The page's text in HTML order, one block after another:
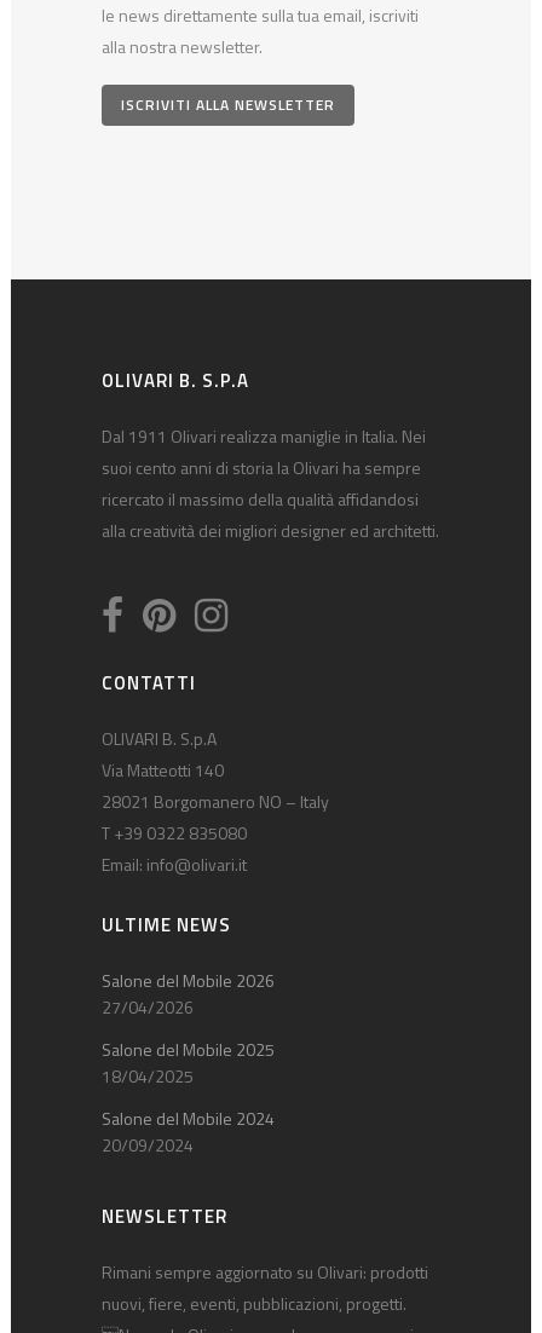
le news direttamente sulla tua email, iscriviti
alla nostra newsletter.
ISCRIVITI ALLA NEWSLETTER
OLIVARI B. S.P.A
Dal 1911 Olivari realizza maniglie in Italia. Nei
suoi cento anni di storia la Olivari ha sempre
ricercato il massimo della qualità affidandosi
alla creatività dei migliori designer ed architetti.
CONTATTI
OLIVARI B. S.p.A
Via Matteotti 140
28021 Borgomanero NO – Italy
T +39 0322 835080
Email: info@olivari.it
ULTIME NEWS
Salone del Mobile 2026
27/04/2026
Salone del Mobile 2025
18/04/2025
Salone del Mobile 2024
20/09/2024
NEWSLETTER
Rimani sempre aggiornato su Olivari: prodotti
nuovi, fiere, eventi, pubblicazioni, progetti.